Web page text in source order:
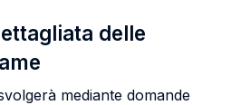
delle
mediante domande